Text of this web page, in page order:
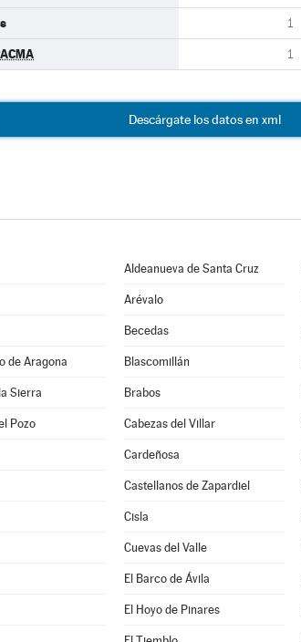
1
1
Descárgate los datos en xml
Aldeanueva de Santa Cruz
Arévalo
Becedas
de Aragona Blascomillán
Sierra Brabos
Pozo Cabezas del Villar
Cardeñosa
Castellanos de Zapardiel
Cisla
Cuevas del Valle
El Barco de Ávila
El Hoyo de Pinares